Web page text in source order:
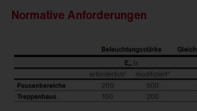
Normative Anforderungen